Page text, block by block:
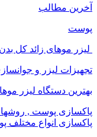
آخرین مطالب
پوست
لیزر موهای زائد کل بدن
تجهیزات لیزر و
بهترین دستگاه لیزر
پاکسازی پوست ,
پاکسازی انواع مختلف